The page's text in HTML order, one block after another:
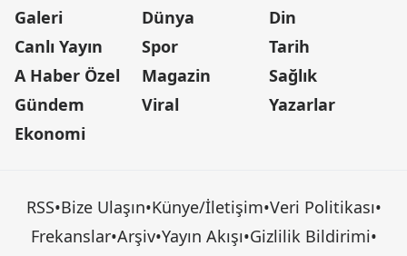
Galeri
Canlı Yayın
A Haber Özel
Gündem
Ekonomi
Dünya
Spor
Magazin
Viral
Din
Tarih
Sağlık
Yazarlar
RSS•Bize Ulaşın•Künye/İletişim•Veri Politikası•
Frekanslar•Arşiv•Yayın Akışı•Gizlilik Bildirimi•